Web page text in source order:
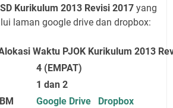
Kurikulum 2013 Revisi 2017 yang
laman google drive dan dropbox:
Waktu PJOK Kurikulum 2013
4 (EMPAT)
1 dan 2
Google Drive
Dropbox